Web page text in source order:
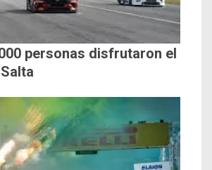
personas disfrutaron el